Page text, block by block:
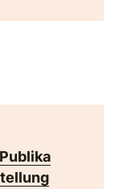
Publika